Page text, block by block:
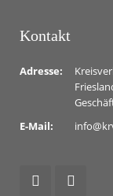
Kontakt
Adresse:
E-Mail: